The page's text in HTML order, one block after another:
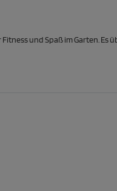
und Spaß im Garten.